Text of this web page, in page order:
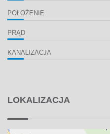
POŁOŻENIE
PRĄD
KANALIZACJA
LOKALIZACJA